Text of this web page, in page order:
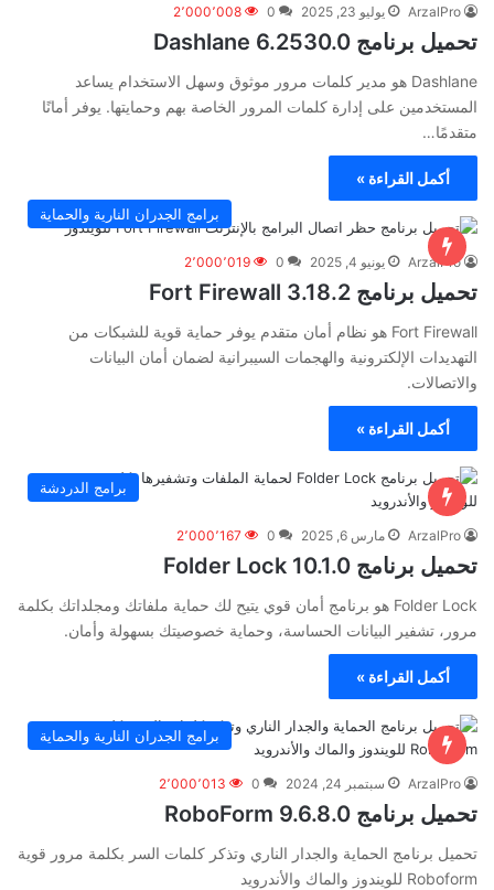
ArzalPro يوليو 23, 2025 0 2٬000٬008
تحميل برنامج Dashlane 6.2530.0
Dashlane هو مدير كلمات مرور موثوق وسهل الاستخدام يساعد
المستخدمين على إدارة كلمات المرور الخاصة بهم وحمايتها. يوفر أمانًا
متقدمًا…
أكمل القراءة »
برامج الجدران النارية والحماية
ArzalPro يونيو 4, 2025 0 2٬000٬019
تحميل برنامج Fort Firewall 3.18.2
Fort Firewall هو نظام أمان متقدم يوفر حماية قوية للشبكات من
التهديدات الإلكترونية والهجمات السيبرانية لضمان أمان البيانات
والاتصالات.
أكمل القراءة »
برامج الدردشة
ArzalPro مارس 6, 2025 0 2٬000٬167
تحميل برنامج Folder Lock 10.1.0
‏Folder Lock هو برنامج أمان قوي يتيح لك حماية ملفاتك ومجلداتك بكلمة
مرور، تشفير البيانات الحساسة، وحماية خصوصيتك بسهولة وأمان.
أكمل القراءة »
برامج الجدران النارية والحماية
ArzalPro سبتمبر 24, 2024 0 2٬000٬013
تحميل برنامج RoboForm 9.6.8.0
تحميل برنامج الحماية والجدار الناري وتذكر كلمات السر بكلمة مرور قوية
Roboform للويندوز والماك والأندرويد